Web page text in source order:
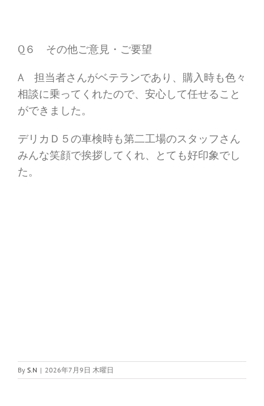
Q６ その他ご意見・ご要望
A 担当者さんがベテランであり、購入時も色々
相談に乗ってくれたので、安心して任せること
ができました。
デリカＤ５の車検時も第二工場のスタッフさん
みんな笑顔で挨拶してくれ、とても好印象でし
た。
By S.N | 2026年7月9日 木曜日